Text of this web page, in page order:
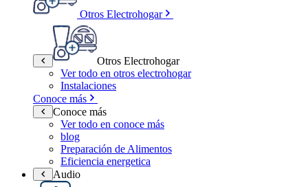
Otros Electrohogar
Otros Electrohogar
Ver todo en otros electrohogar
Instalaciones
Conoce más
Conoce más
Ver todo en conoce más
blog
Preparación de Alimentos
Eficiencia energetica
Audio